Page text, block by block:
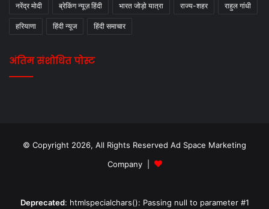
नरेंद्र मोदी ब्रेकिंग न्यूज़ हिंदी भारत जोड़ो यात्रा राज्य-शहर राहुल गांधी
हरियाणा हिंदी न्यूज हिंदी समाचार
अंतिम संशोधित पोस्ट
© Copyright 2026, All Rights Reserved Ad Space Marketing
Company |
Deprecated: htmlspecialchars(): Passing null to parameter #1